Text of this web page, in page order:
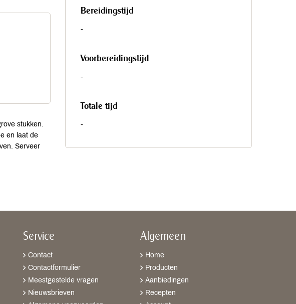
stukken.
en laat de
Serveer
Bereidingstijd
-
Voorbereidingstijd
-
Totale tijd
-
Service
Contact
Contactformulier
Meestgestelde vragen
Nieuwsbrieven
Algemeen
Home
Producten
Aanbiedingen
Recepten